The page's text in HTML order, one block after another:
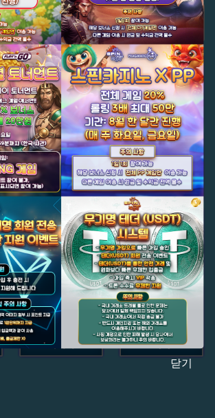
닫기